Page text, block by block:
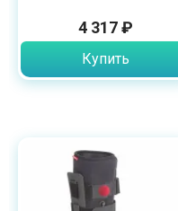
4 317 ₽
Купить